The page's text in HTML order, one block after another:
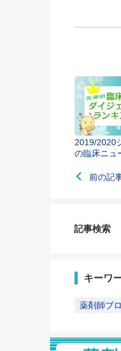
2019/2020
の臨床ニュ
前の記
記事検索
キーワ
薬剤師ブ